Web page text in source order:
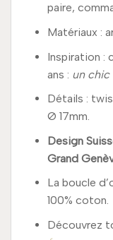
paire,
Matériaux :
Inspiration :
ans : un chic
Détails :
Ø 17mm.
Design
Grand
La boucle
100% coton.
Découvrez